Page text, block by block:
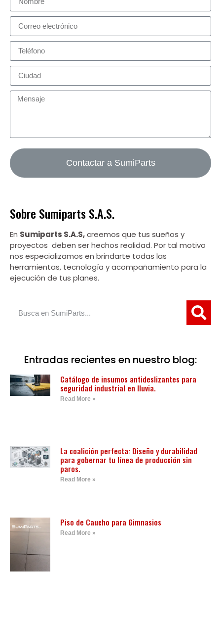
Contactar a SumiParts
Sobre Sumiparts S.A.S.
En Sumiparts S.A.S,creemos que tus sueños y
proyectos deben ser hechos realidad. Por tal motivo
nos especializamos en brindarte todas las
herramientas, tecnología y acompañamiento para la
ejecución de tus planes.
Entradas recientes en nuestro blog:
Catálogo de insumos antideslizantes para
seguridad industrial en lluvia.
Read More »
La coalición perfecta: Diseño y durabilidad
para gobernar tu línea de producción sin
paros.
Read More »
Piso de Caucho para Gimnasios
Read More »